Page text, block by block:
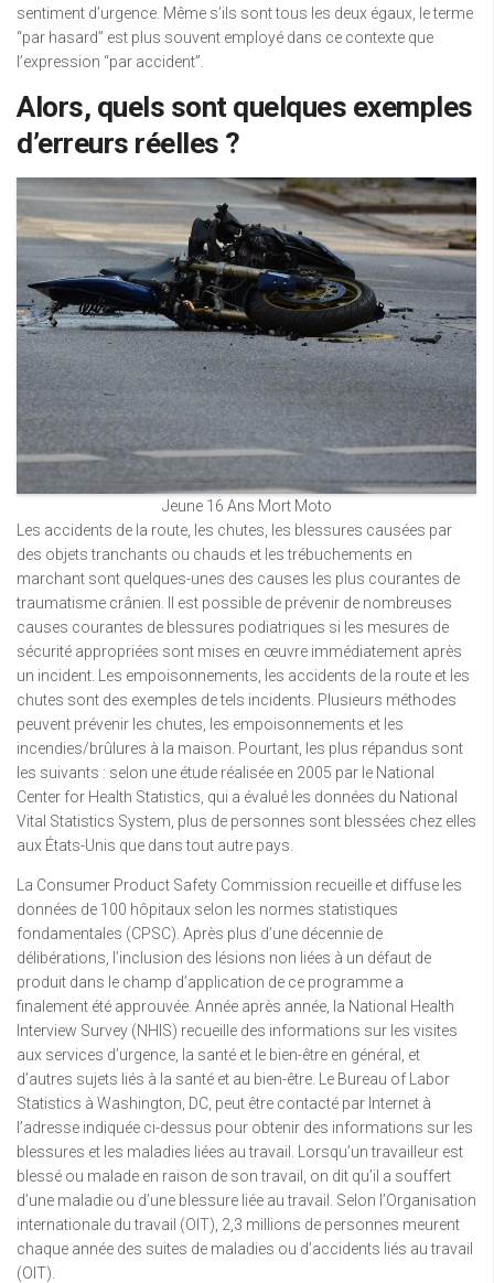
sentiment d’urgence. Même s’ils sont tous les deux égaux, le terme
“par hasard” est plus souvent employé dans ce contexte que
l’expression “par accident”.
Alors, quels sont quelques exemples
d’erreurs réelles ?
Jeune 16 Ans Mort Moto
Les accidents de la route, les chutes, les blessures causées par
des objets tranchants ou chauds et les trébuchements en
marchant sont quelques-unes des causes les plus courantes de
traumatisme crânien. Il est possible de prévenir de nombreuses
causes courantes de blessures podiatriques si les mesures de
sécurité appropriées sont mises en œuvre immédiatement après
un incident. Les empoisonnements, les accidents de la route et les
chutes sont des exemples de tels incidents. Plusieurs méthodes
peuvent prévenir les chutes, les empoisonnements et les
incendies/brûlures à la maison. Pourtant, les plus répandus sont
les suivants : selon une étude réalisée en 2005 par le National
Center for Health Statistics, qui a évalué les données du National
Vital Statistics System, plus de personnes sont blessées chez elles
aux États-Unis que dans tout autre pays.
La Consumer Product Safety Commission recueille et diffuse les
données de 100 hôpitaux selon les normes statistiques
fondamentales (CPSC). Après plus d’une décennie de
délibérations, l’inclusion des lésions non liées à un défaut de
produit dans le champ d’application de ce programme a
finalement été approuvée. Année après année, la National Health
Interview Survey (NHIS) recueille des informations sur les visites
aux services d’urgence, la santé et le bien-être en général, et
d’autres sujets liés à la santé et au bien-être. Le Bureau of Labor
Statistics à Washington, DC, peut être contacté par Internet à
l’adresse indiquée ci-dessus pour obtenir des informations sur les
blessures et les maladies liées au travail. Lorsqu’un travailleur est
blessé ou malade en raison de son travail, on dit qu’il a souffert
d’une maladie ou d’une blessure liée au travail. Selon l’Organisation
internationale du travail (OIT), 2,3 millions de personnes meurent
chaque année des suites de maladies ou d’accidents liés au travail
(OIT).